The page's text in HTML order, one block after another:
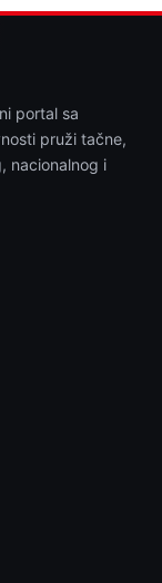
portal sa
pruži tačne,
nacionalnog i